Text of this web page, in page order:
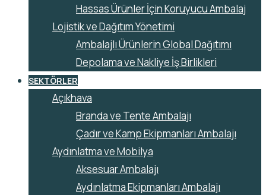
Hassas Ürünler İçin Koruyucu Ambalaj
Lojistik ve Dağıtım Yönetimi
Ambalajlı Ürünlerin Global Dağıtımı
Depolama ve Nakliye İş Birlikleri
SEKTÖRLER
Açıkhava
Branda ve Tente Ambalajı
Çadır ve Kamp Ekipmanları Ambalajı
Aydınlatma ve Mobilya
Aksesuar Ambalajı
Aydınlatma Ekipmanları Ambalajı